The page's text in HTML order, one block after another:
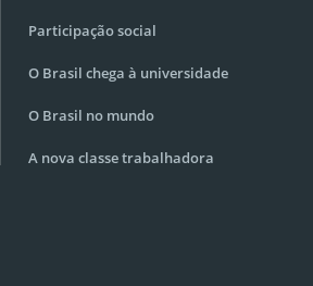
Participação social
O Brasil chega à universidade
O Brasil no mundo
A nova classe trabalhadora